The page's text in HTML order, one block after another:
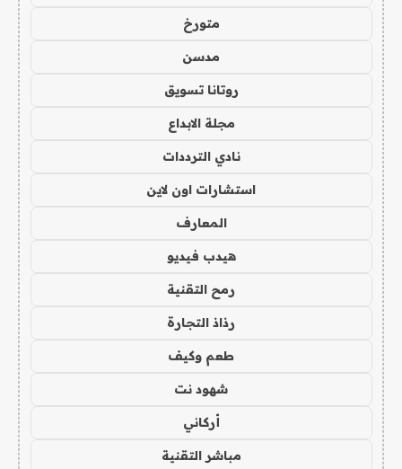
متورخ
مدسن
روتانا تسويق
مجلة الابداع
نادي الترددات
استشارات اون لاين
المعارف
هيدب فيديو
رمح التقنية
رذاذ التجارة
طعم وكيف
شهود نت
أركاني
مباشر التقنية